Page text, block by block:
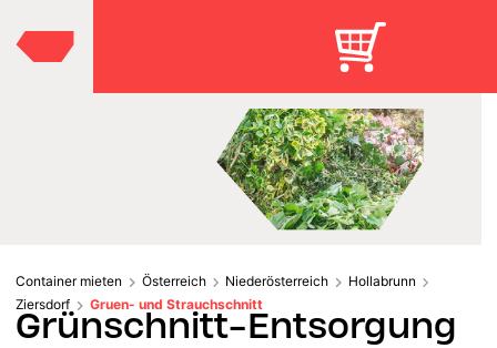
Container mieten Österreich Niederösterreich
Hollabrunn
Ziersdorf
Gruen- und Strauchschnitt
Grünschnitt-Entsorgung